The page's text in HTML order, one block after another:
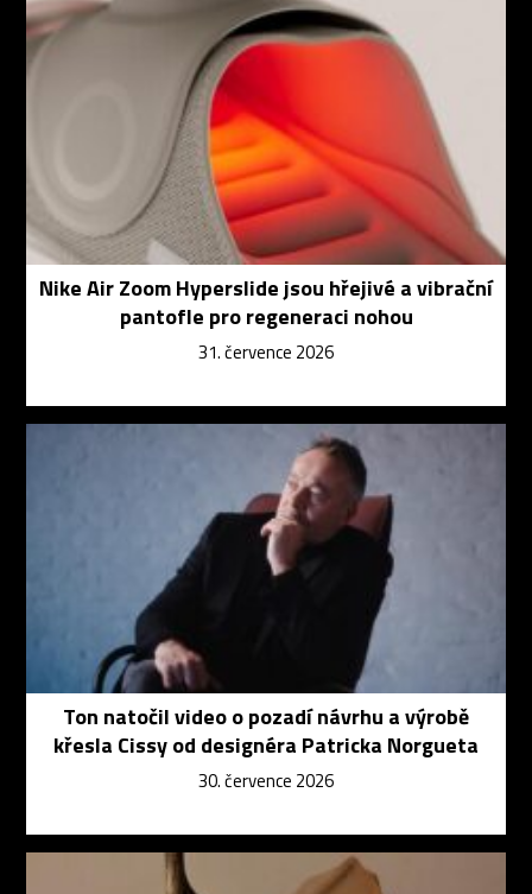
Nike Air Zoom Hyperslide jsou hřejivé a vibrační
pantofle pro regeneraci nohou
31. července 2026
Ton natočil video o pozadí návrhu a výrobě
křesla Cissy od designéra Patricka Norgueta
30. července 2026